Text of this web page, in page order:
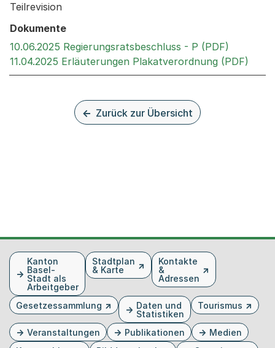
Teilrevision
Dokumente
10.06.2025 Regierungsratsbeschluss - P (PDF)
11.04.2025 Erläuterungen Plakatverordnung (PDF)
Zurück zur Übersicht
FusszeileKanton
Basel-
Stadt als
Arbeitgeber
Stadtplan
& Karte
Kontakte
&
Adressen
Gesetzessammlung
Daten und
Statistiken
Tourismus
Veranstaltungen Publikationen
Medien